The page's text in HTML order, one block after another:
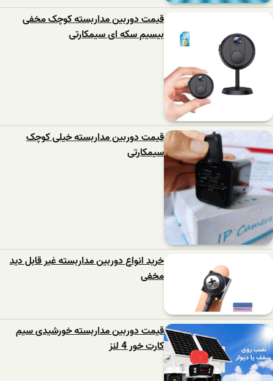
قیمت دوربین مداربسته کوچک مخفی
بیسیم سکه ای سیمکارتی
قیمت دوربین مداربسته خیلی کوچک
سیمکارتی
خرید انواع دوربین مداربسته غیر قابل دید
مخفی
قیمت دوربین مداربسته خورشیدی سیم
کارت خور 4 لنز